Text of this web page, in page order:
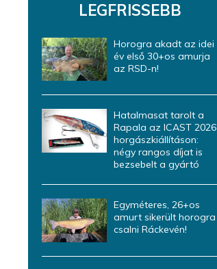
LEGFRISSEBB
Horogra akadt az idei
év első 30+os amurja
az RSD-n!
Hatalmasat tarolt a
Rapala az ICAST 2026
horgászkiállításon:
négy rangos díjat is
bezsebelt a gyártó
Egyméteres, 26+os
amurt sikerült horogra
csalni Ráckevén!